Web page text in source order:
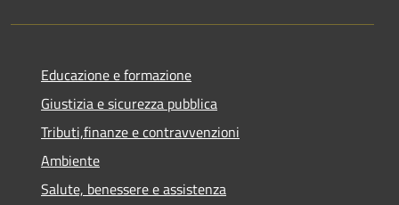
Educazione e formazione
Giustizia e sicurezza pubblica
Tributi,finanze e contravvenzioni
Ambiente
Salute, benessere e assistenza